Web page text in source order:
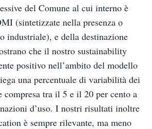
del Comune al cui interno è
(sintetizzate nella presenza o
industriale), e della destinazione
che il nostro sustainability
positivo nell’ambito del modello
una percentuale di variabilità dei
compresa tra il 5 e il 20 per cento a
d’uso. I nostri risultati inoltre
è sempre rilevante, ma meno